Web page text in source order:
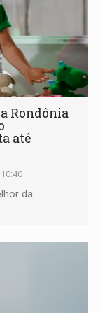
Rondônia
até
da